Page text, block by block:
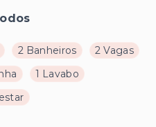
2 Banheiros
2 Vagas
1 Lavabo